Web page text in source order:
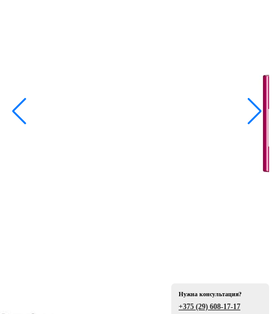
Нужна консультация?
+375 (29) 608-17-17